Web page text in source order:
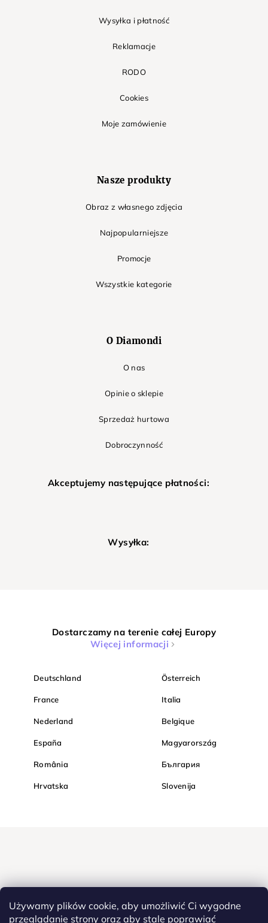
Używamy plików cookie, aby umożliwić Ci wygodne
przeglądanie strony oraz aby stale poprawiać
Wysyłka i płatność
Reklamacje
RODO
Cookies
Moje zamówienie
Nasze produkty
Obraz z własnego zdjęcia
Najpopularniejsze
Promocje
Wszystkie kategorie
O Diamondi
O nas
Opinie o sklepie
Sprzedaż hurtowa
Dobroczynność
Akceptujemy następujące płatności:
Wysyłka:
Dostarczamy na terenie całej Europy
Więcej informacji
Deutschland Österreich
France Italia
Nederland Belgique
España Magyarország
România България
Hrvatska Slovenija